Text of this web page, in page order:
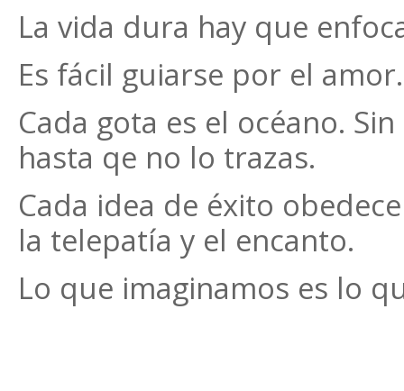
La vida dura hay que
Es fácil guiarse por el amor.
Cada gota es el océano.
hasta qe no lo trazas.
Cada idea de éxito
la telepatía y el encanto.
Lo que imaginamos es lo